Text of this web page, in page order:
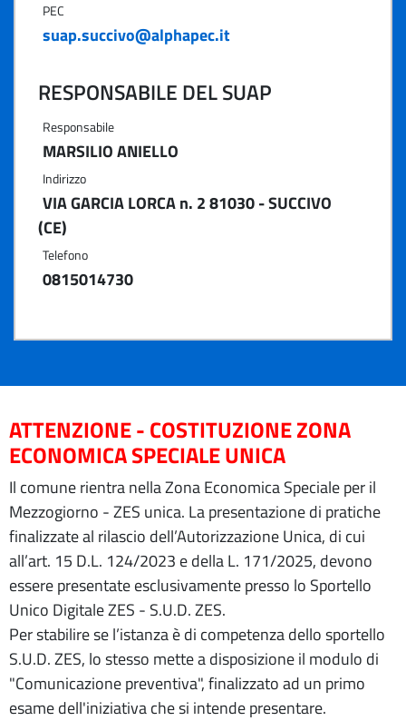
PEC
suap.succivo@alphapec.it
RESPONSABILE DEL SUAP
Responsabile
MARSILIO ANIELLO
Indirizzo
VIA GARCIA LORCA n. 2 81030 - SUCCIVO
(CE)
Telefono
0815014730
ATTENZIONE - COSTITUZIONE ZONA
ECONOMICA SPECIALE UNICA
Il comune rientra nella Zona Economica Speciale per il
Mezzogiorno - ZES unica. La presentazione di pratiche
finalizzate al rilascio dell’Autorizzazione Unica, di cui
all’art. 15 D.L. 124/2023 e della L. 171/2025, devono
essere presentate esclusivamente presso lo Sportello
Unico Digitale ZES - S.U.D. ZES.
Per stabilire se l’istanza è di competenza dello sportello
S.U.D. ZES, lo stesso mette a disposizione il modulo di
"Comunicazione preventiva", finalizzato ad un primo
esame dell'iniziativa che si intende presentare.